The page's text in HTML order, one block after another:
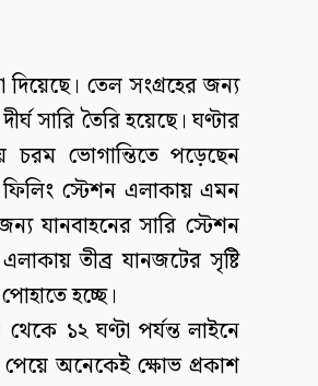
দিয়েছে। তেল সংগ্রহের জন্য
সারি তৈরি হয়েছে। ঘণ্টার
চরম ভোগান্তিতে পড়েছেন
স্টেশন এলাকায় এমন
যানবাহনের সারি স্টেশন
তীব্র যানজটের সৃষ্টি
হচ্ছে।
১২ ঘণ্টা পর্যন্ত লাইনে
পেয়ে অনেকেই ক্ষোভ প্রকাশ